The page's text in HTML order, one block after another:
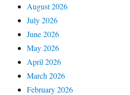
August 2026
July 2026
June 2026
May 2026
April 2026
March 2026
February 2026